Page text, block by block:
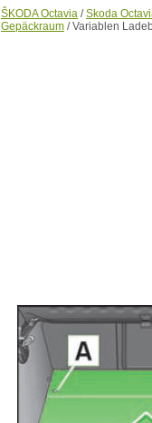
ŠKODA Octavia /Skoda
Gepäckraum / Variablen